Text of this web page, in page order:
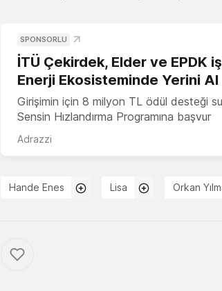
SPONSORLU
İTÜ Çekirdek, Elder ve EPDK
Enerji Ekosisteminde Yerini Al
Girişimin için 8 milyon TL ödül desteği
Sensin Hızlandırma Programına başvur
Adrazzi
Hande Enes Lisa Orkan